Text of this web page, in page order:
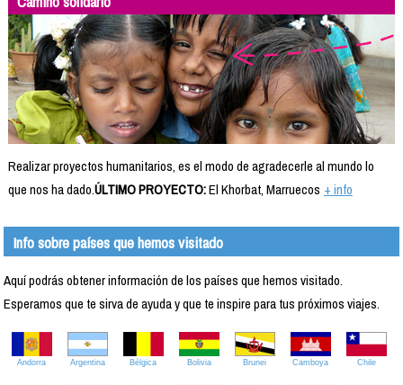
Realizar proyectos humanitarios, es el modo de agradecerle al mundo lo
que nos ha dado.ÚLTIMO PROYECTO:El Khorbat, Marruecos + info
Info sobre países que hemos visitado
Aquí podrás obtener información de los países que hemos visitado.
Esperamos que te sirva de ayuda y que te inspire para tus próximos viajes.
Andorra Argentina Bélgica Bolivia Brunei Camboya Chile